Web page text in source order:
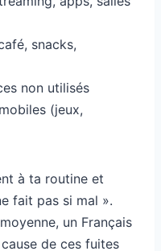
snacks,
non utilisés
(jeux,
à ta routine et
fait pas si mal ».
un Français
de ces fuites